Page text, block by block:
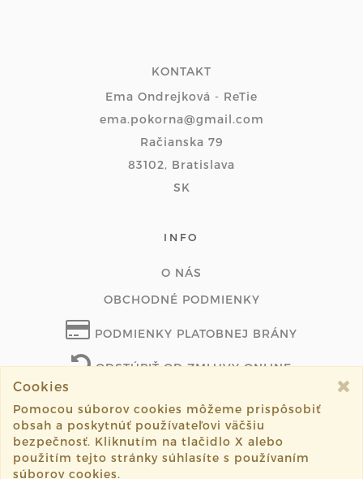
KONTAKT
Ema Ondrejková - ReTie
ema.pokorna@gmail.com
Račianska 79
83102, Bratislava
SK
INFO
O NÁS
OBCHODNÉ PODMIENKY
PODMIENKY PLATOBNEJ BRÁNY
ODSTÚPIŤ OD ZMLUVY ONLINE
©2026 retie.sk všetky práva vyhradené.
Vytvorené systémomsashe.sk
Cookies
Pomocou súborov cookies môžeme prispôsobiť
obsah a poskytnúť používateľovi väčšiu
bezpečnosť. Kliknutím na tlačidlo X alebo
použitím tejto stránky súhlasíte s používaním
súborov cookies.